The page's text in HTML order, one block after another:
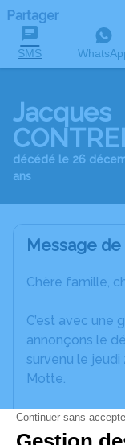
Partager
SMS
Jacques
décédé le 26
ans
Message
Chère famille,
C’est avec une
annonçons le
survenu le
Motte.
Nous vous
laisser vos